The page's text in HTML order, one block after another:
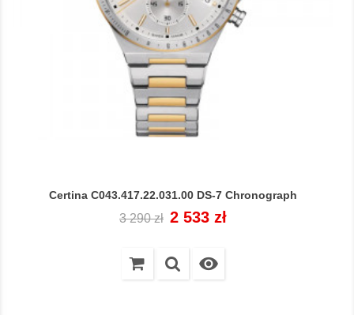
Certina C043.417.22.031.00 DS-7 Chronograph
Cena
3 290 zł Cena
2 533 zł
